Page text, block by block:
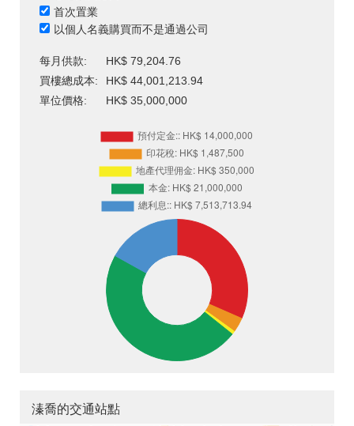
首次置業
以個人名義購買而不是通過公司
每月供款:
HK$ 79,204.76
買樓總成本:
HK$ 44,001,213.94
單位價格:
HK$ 35,000,000
溱喬的交通站點